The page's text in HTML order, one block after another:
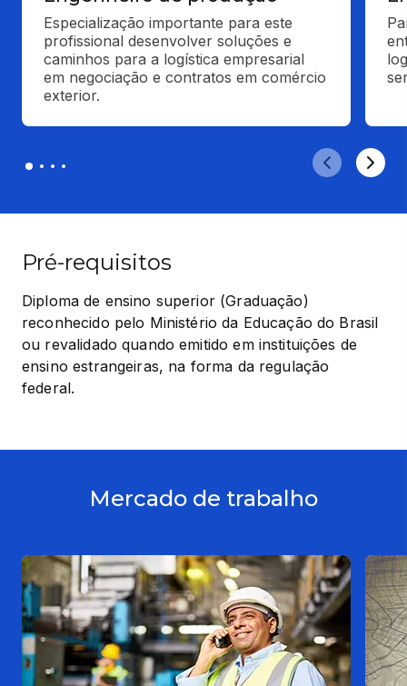
Especialização importante para este
profissional desenvolver soluções e
caminhos para a logística empresarial
em negociação e contratos em comércio
exterior.
Pré-requisitos
Diploma de ensino superior (Graduação)
reconhecido pelo Ministério da Educação do Brasil
ou revalidado quando emitido em instituições de
ensino estrangeiras, na forma da regulação
federal.
Mercado de trabalho